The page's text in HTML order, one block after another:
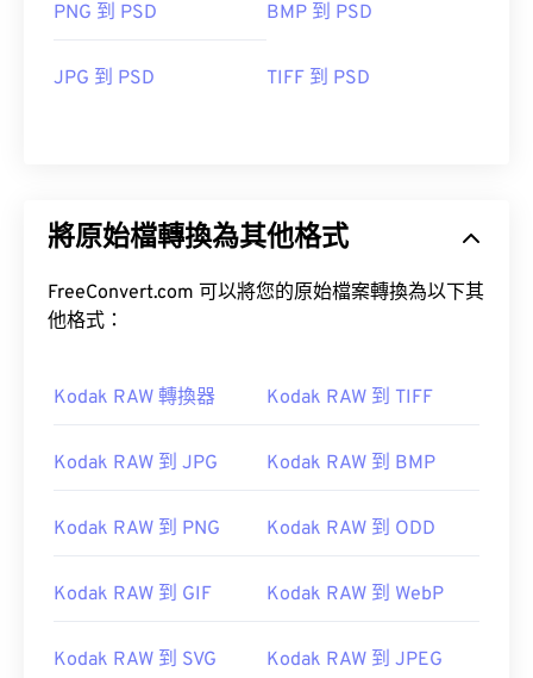
PNG 到 PSD BMP 到 PSD
JPG 到 PSD TIFF 到 PSD
將原始檔轉換為其他格式
FreeConvert.com 可以將您的原始檔案轉換為以下其
他格式：
Kodak RAW 轉換器 Kodak RAW 到 TIFF
Kodak RAW 到 JPG Kodak RAW 到 BMP
Kodak RAW 到 PNG Kodak RAW 到 ODD
Kodak RAW 到 GIF Kodak RAW 到 WebP
Kodak RAW 到 SVG Kodak RAW 到 JPEG